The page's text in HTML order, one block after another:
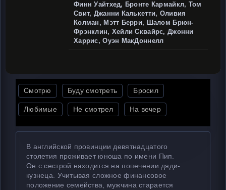
Финн Уайтхед, Бронте Кармайкл, Том
Свит, Джанни Калькетти, Оливия
Колман, Мэтт Берри, Шалом Брюн-
Фрэнклин, Хейли Сквайрс, Джонни
Харрис, Оуэн МакДоннелл
Смотрю Буду смотреть Бросил
Любимые Не смотрел На вечер
В английской провинции девятнадцатого
столетия проживает юноша по имени Пип.
Он с сестрой находится на попечении дяди-
кузнеца. Учитывая сложное финансовое
положение семейства, мужчина старается